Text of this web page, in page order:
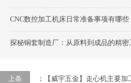
CNC数控加工机床日常准备事项有哪些
探秘铜套制造厂：从原料到成品的精密
上条 ： 【威宇五金】走心机主要加